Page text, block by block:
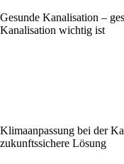
Gesunde Kanalisation –
Kanalisation wichtig ist
Klimaanpassung bei der
zukunftssichere Lösung